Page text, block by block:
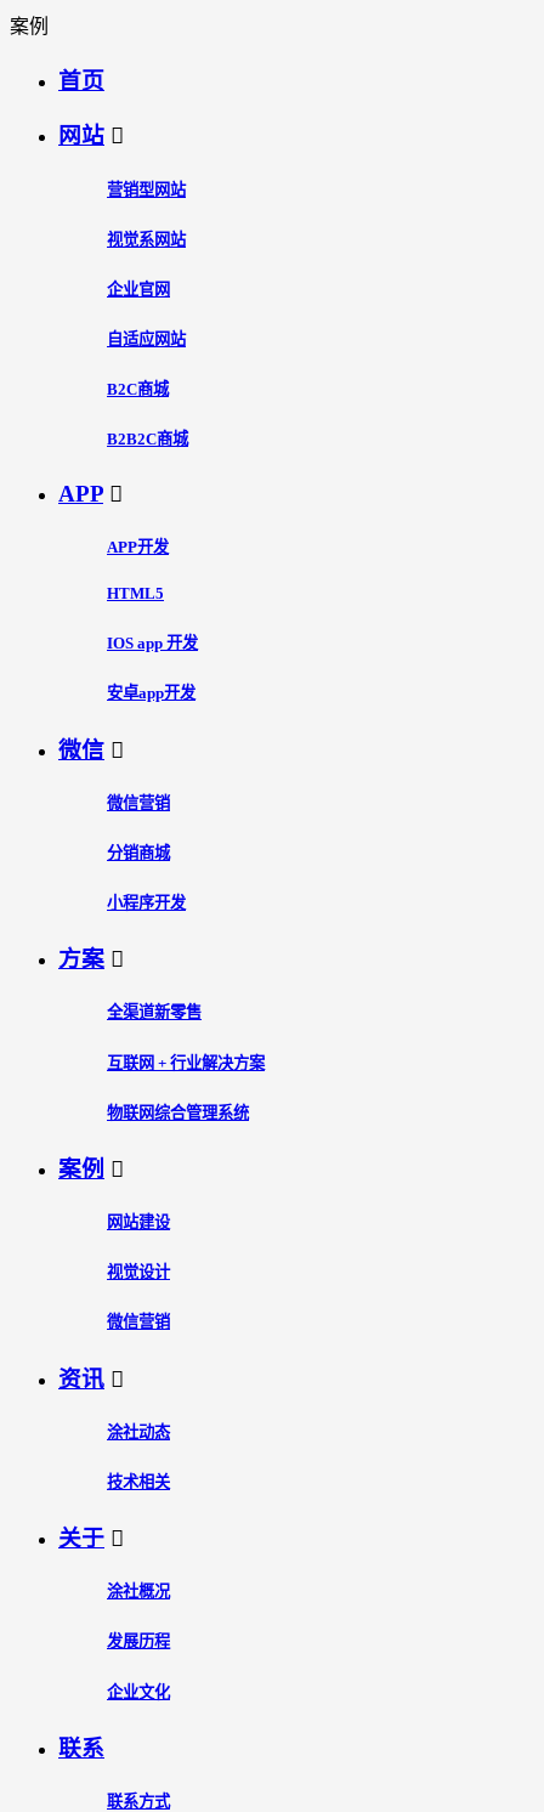
案例
首页
网站 
营销型网站
视觉系网站
企业官网
自适应网站
B2C商城
B2B2C商城
APP 
APP开发
HTML5
IOS app 开发
安卓app开发
微信 
微信营销
分销商城
小程序开发
方案 
全渠道新零售
互联网 + 行业解决方案
物联网综合管理系统
案例 
网站建设
视觉设计
微信营销
资讯 
涂社动态
技术相关
关于 
涂社概况
发展历程
企业文化
联系
联系方式